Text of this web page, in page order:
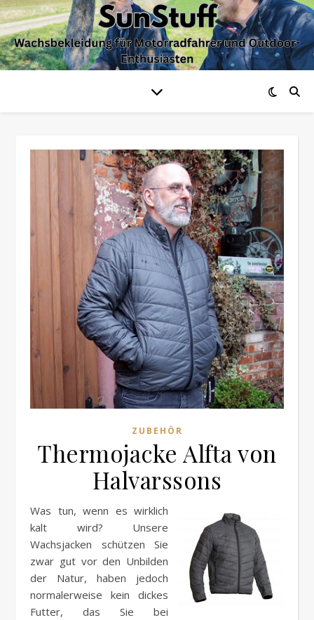
ZUBEHÖR
Thermojacke Alfta von
Halvarssons
Was tun, wenn es wirklich
kalt wird? Unsere
Wachsjacken schützen Sie
zwar gut vor den Unbilden
der Natur, haben jedoch
normalerweise kein dickes
Futter, das Sie bei